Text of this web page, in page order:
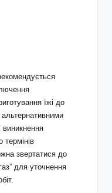
їжі до
альтернативними
виникнення
звертатися до
для уточнення